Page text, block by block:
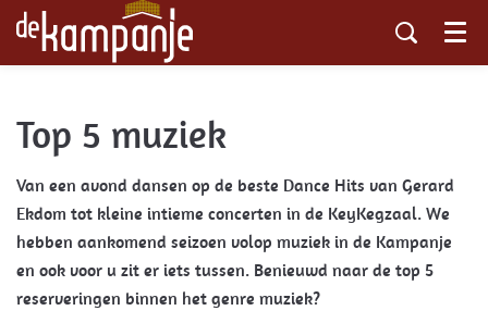
Menu
Top 5 muziek
Van een avond dansen op de beste Dance Hits van Gerard
Ekdom tot kleine intieme concerten in de KeyKegzaal. We
hebben aankomend seizoen volop muziek in de Kampanje
en ook voor u zit er iets tussen. Benieuwd naar de top 5
reserveringen binnen het genre muziek?